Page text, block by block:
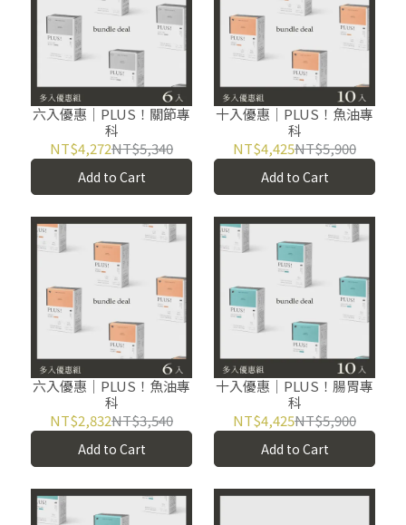
六入優惠｜PLUS！關節專
科
NT$4,272NT$5,340
Add to Cart
十入優惠｜PLUS！魚油專
科
NT$4,425NT$5,900
Add to Cart
六入優惠｜PLUS！魚油專
科
NT$2,832NT$3,540
Add to Cart
十入優惠｜PLUS！腸胃專
科
NT$4,425NT$5,900
Add to Cart